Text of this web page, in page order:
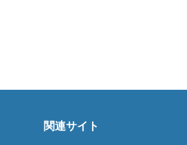
関連サイト